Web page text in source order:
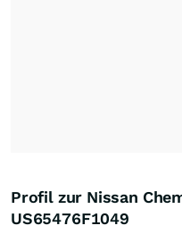
Profil zur Nissan
US65476F1049